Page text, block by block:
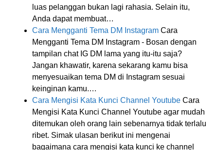
luas pelanggan bukan lagi rahasia. Selain itu,
Anda dapat membuat…
Cara Mengganti Tema DM Instagram Cara
Mengganti Tema DM Instagram - Bosan dengan
tampilan chat IG DM lama yang itu-itu saja?
Jangan khawatir, karena sekarang kamu bisa
menyesuaikan tema DM di Instagram sesuai
keinginan kamu.…
Cara Mengisi Kata Kunci Channel Youtube Cara
Mengisi Kata Kunci Channel Youtube agar mudah
ditemukan oleh orang lain sebenarnya tidak terlalu
ribet. Simak ulasan berikut ini mengenai
bagaimana cara mengisi kata kunci ke channel